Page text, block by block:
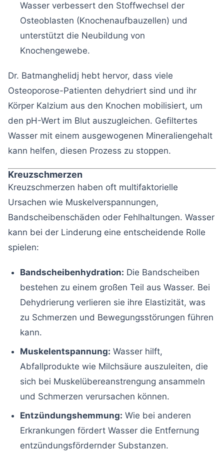
Wasser verbessert den Stoffwechsel der
Osteoblasten (Knochenaufbauzellen) und
unterstützt die Neubildung von
Knochengewebe.
Dr. Batmanghelidj hebt hervor, dass viele
Osteoporose-Patienten dehydriert sind und ihr
Körper Kalzium aus den Knochen mobilisiert, um
den pH-Wert im Blut auszugleichen. Gefiltertes
Wasser mit einem ausgewogenen Mineraliengehalt
kann helfen, diesen Prozess zu stoppen.
Kreuzschmerzen
Kreuzschmerzen haben oft multifaktorielle
Ursachen wie Muskelverspannungen,
Bandscheibenschäden oder Fehlhaltungen. Wasser
kann bei der Linderung eine entscheidende Rolle
spielen:
Bandscheibenhydration: Die Bandscheiben
bestehen zu einem großen Teil aus Wasser. Bei
Dehydrierung verlieren sie ihre Elastizität, was
zu Schmerzen und Bewegungsstörungen führen
kann.
Muskelentspannung: Wasser hilft,
Abfallprodukte wie Milchsäure auszuleiten, die
sich bei Muskelübereanstrengung ansammeln
und Schmerzen verursachen können.
Entzündungshemmung: Wie bei anderen
Erkrankungen fördert Wasser die Entfernung
entzündungsfördernder Substanzen.